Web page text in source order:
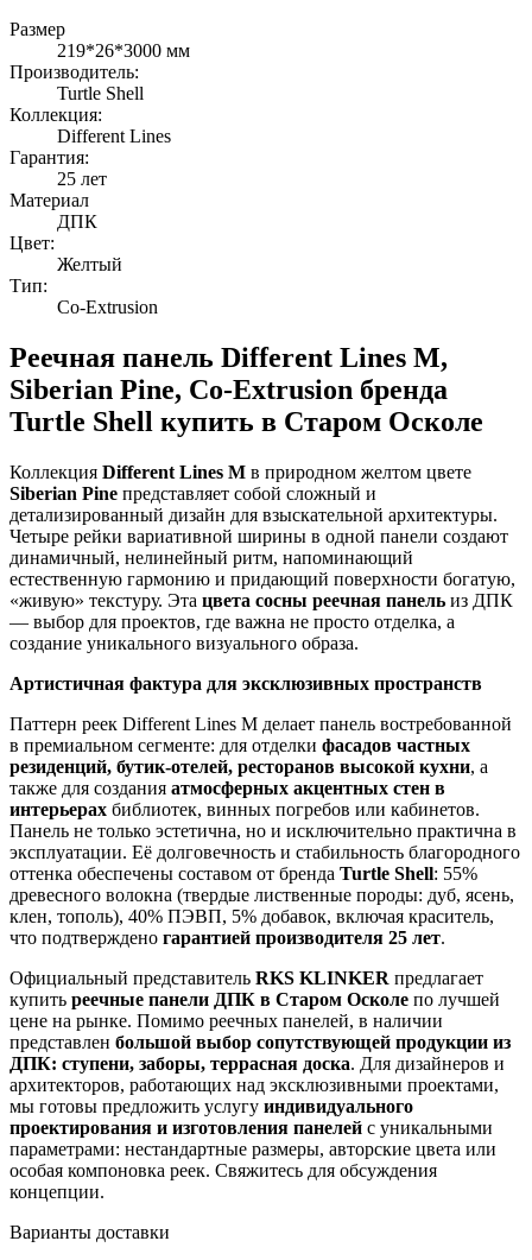
Размер
219*26*3000 мм
Производитель:
Turtle Shell
Коллекция:
Different Lines
Гарантия:
25 лет
Материал
ДПК
Цвет:
Желтый
Тип:
Co-Extrusion
Реечная панель Different Lines M,
Siberian Pine, Co-Extrusion бренда
Turtle Shell купить в Старом Осколе
Коллекция Different Lines M в природном желтом цвете
Siberian Pine представляет собой сложный и
детализированный дизайн для взыскательной архитектуры.
Четыре рейки вариативной ширины в одной панели создают
динамичный, нелинейный ритм, напоминающий
естественную гармонию и придающий поверхности богатую,
«живую» текстуру. Эта цвета сосны реечная панель из ДПК
— выбор для проектов, где важна не просто отделка, а
создание уникального визуального образа.
Артистичная фактура для эксклюзивных пространств
Паттерн реек Different Lines M делает панель востребованной
в премиальном сегменте: для отделки фасадов частных
резиденций, бутик-отелей, ресторанов высокой кухни, а
также для создания атмосферных акцентных стен в
интерьерах библиотек, винных погребов или кабинетов.
Панель не только эстетична, но и исключительно практична в
эксплуатации. Её долговечность и стабильность благородного
оттенка обеспечены составом от бренда Turtle Shell: 55%
древесного волокна (твердые лиственные породы: дуб, ясень,
клен, тополь), 40% ПЭВП, 5% добавок, включая краситель,
что подтверждено гарантией производителя 25 лет.
Официальный представитель RKS KLINKER предлагает
купить реечные панели ДПК в Старом Осколе по лучшей
цене на рынке. Помимо реечных панелей, в наличии
представлен большой выбор сопутствующей продукции из
ДПК: ступени, заборы, террасная доска. Для дизайнеров и
архитекторов, работающих над эксклюзивными проектами,
мы готовы предложить услугу индивидуального
проектирования и изготовления панелей с уникальными
параметрами: нестандартные размеры, авторские цвета или
особая компоновка реек. Свяжитесь для обсуждения
концепции.
Варианты доставки